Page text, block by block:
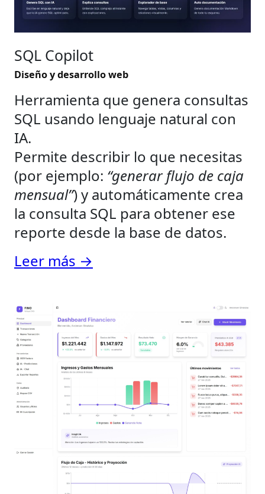
SQL Copilot
Diseño y desarrollo web
Herramienta que genera consultas
SQL usando lenguaje natural con
IA.
Permite describir lo que necesitas
(por ejemplo: “generar flujo de caja
mensual”) y automáticamente crea
la consulta SQL para obtener ese
reporte desde la base de datos.
Leer más →